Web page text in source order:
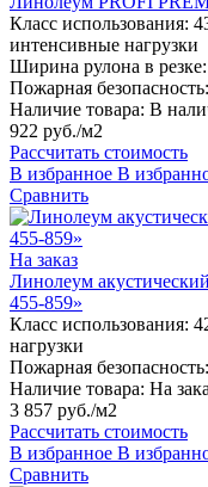
Класс использования:
интенсивные нагрузки
Ширина рулона в резке:
Пожарная безопасность:
Наличие товара: В
922 руб./м2
Рассчитать стоимость
В избранное В
Сравнить
На заказ
Линолеум
455-859»
Класс использования:
нагрузки
Пожарная безопасность:
Наличие товара: На
3 857 руб./м2
Рассчитать стоимость
В избранное В
Сравнить